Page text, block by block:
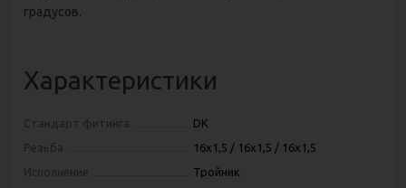
градусов.
Характеристики
Стандарт фитинга
DK
Резьба
16х1,5 / 16х1,5 / 16х1,5
Исполнение
Тройник